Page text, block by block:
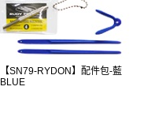
【SN79-RYDON】配件包-藍
BLUE